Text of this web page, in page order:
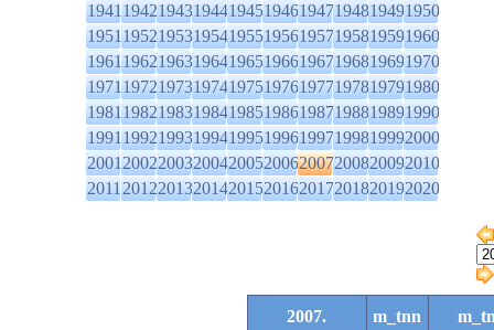
1941194219431944194519461947194819491950
1951195219531954195519561957195819591960
1961196219631964196519661967196819691970
1971197219731974197519761977197819791980
1981198219831984198519861987198819891990
1991199219931994199519961997199819992000
2001200220032004200520062007200820092010
2011201220132014201520162017201820192020
2007. m_tnn